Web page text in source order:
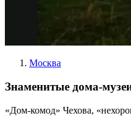
Москва
Знаменитые дома-
«Дом-комод» Чехова,